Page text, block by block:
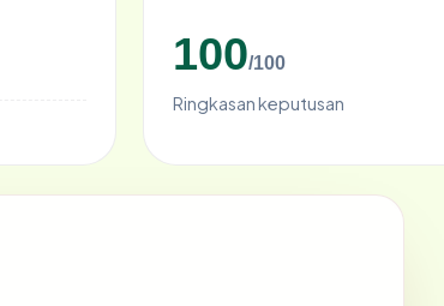
100/100
Ringkasan keputusan